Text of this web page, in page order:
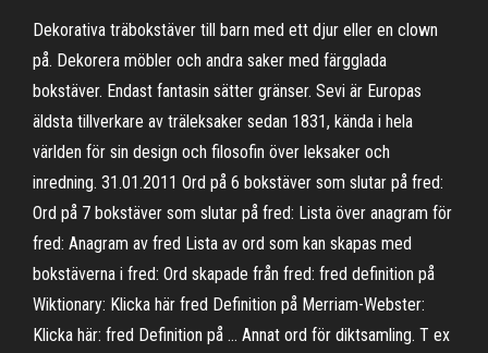
Dekorativa träbokstäver till barn med ett djur eller en clown
på. Dekorera möbler och andra saker med färgglada
bokstäver. Endast fantasin sätter gränser. Sevi är Europas
äldsta tillverkare av träleksaker sedan 1831, kända i hela
världen för sin design och filosofin över leksaker och
inredning. 31.01.2011 Ord på 6 bokstäver som slutar på fred:
Ord på 7 bokstäver som slutar på fred: Lista över anagram för
fred: Anagram av fred Lista av ord som kan skapas med
bokstäverna i fred: Ord skapade från fred: fred definition på
Wiktionary: Klicka här fred Definition på Merriam-Webster:
Klicka här: fred Definition på … Annat ord för diktsamling. T ex